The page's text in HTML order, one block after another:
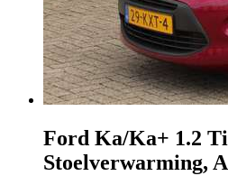
Ford Ka/Ka+ 1.2
Stoelverwarming,